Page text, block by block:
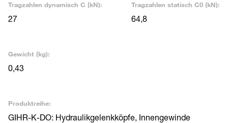
Tragzahlen dynamisch C (kN):
27
Tragzahlen statisch C0 (kN):
64,8
Gewicht (kg):
0,43
Produktreihe:
GIHR-K-DO: Hydraulikgelenkköpfe, Innengewinde